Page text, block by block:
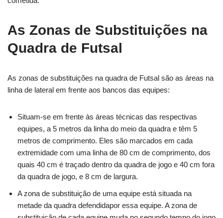
As Zonas de Substituições na
Quadra de Futsal
As zonas de substituições na quadra de Futsal são as áreas na
linha de lateral em frente aos bancos das equipes:
Situam-se em frente às áreas técnicas das respectivas
equipes, a 5 metros da linha do meio da quadra e têm 5
metros de comprimento. Eles são marcados em cada
extremidade com uma linha de 80 cm de comprimento, dos
quais 40 cm é traçado dentro da quadra de jogo e 40 cm fora
da quadra de jogo, e 8 cm de largura.
A zona de substituição de uma equipe está situada na
metade da quadra defendidapor essa equipe. A zona de